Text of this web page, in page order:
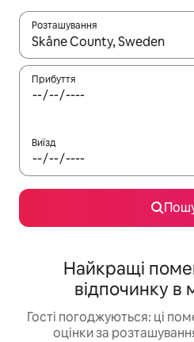
Розташування
Отримавши результати пошуку,
Прибуття
Виїзд
Найкращі
відпочинку в
Гості погоджуються: ці
оцінки за